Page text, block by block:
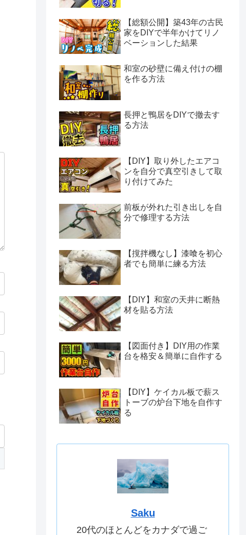
【総額公開】築43年の古民
家をDIYで半年かけてリノ
ベーションした結果
和室の砂壁に備え付けの棚
を作る方法
長押と鴨居をDIYで撤去す
る方法
【DIY】取り外したエアコ
ンを自分で真空引きして取
り付けてみた
前板が外れた引き出しを自
分で修理する方法
【撹拌機なし】漆喰を初心
者でも簡単に練る方法
【DIY】和室の天井に断熱
材を貼る方法
【図面付き】DIY用の作業
台を格安＆簡単に自作する
【DIY】ケイカル板で薪ス
トーブの炉台下地を自作す
る
Saku
20代のほとんどをカナダで過ご